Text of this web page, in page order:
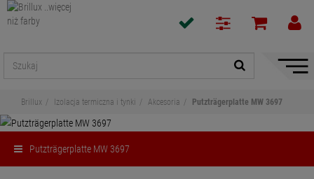
Pokaż
Brillux Izolacja termiczna i tynki Akcesoria Putzträgerplatte MW 3697
Putzträgerplatte MW 3697